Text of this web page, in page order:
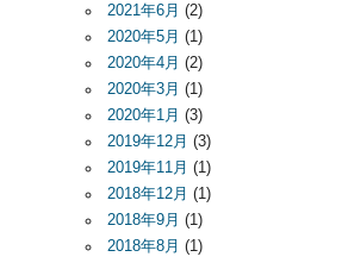
2021年6月 (2)
2020年5月 (1)
2020年4月 (2)
2020年3月 (1)
2020年1月 (3)
2019年12月 (3)
2019年11月 (1)
2018年12月 (1)
2018年9月 (1)
2018年8月 (1)